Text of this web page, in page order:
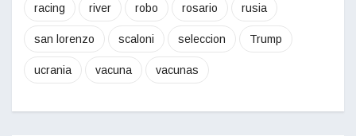
racing river robo rosario rusia
san lorenzo scaloni seleccion Trump
ucrania vacuna vacunas